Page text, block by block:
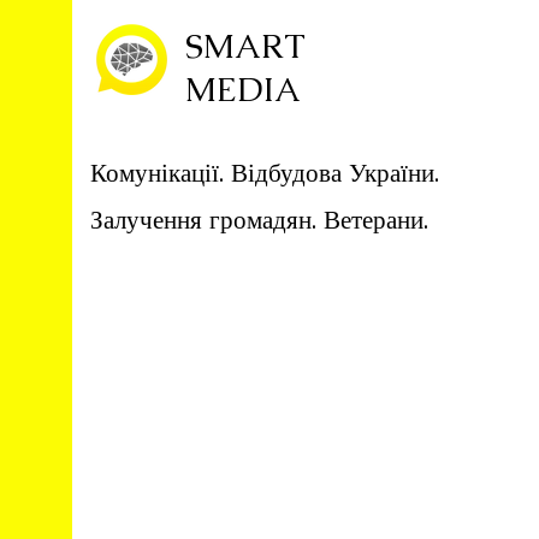
SMART
MEDIA
Комунікації. Відбудова України.
Залучення громадян. Ветерани.